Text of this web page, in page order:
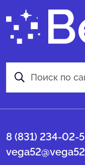
8 (831) 234-02-